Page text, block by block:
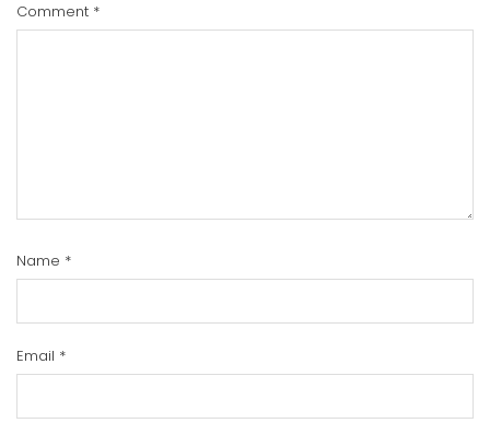
Comment *
Name *
Email *